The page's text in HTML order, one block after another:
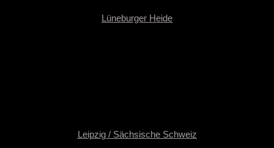
Lüneburger Heide
Leipzig / Sächsische Schweiz